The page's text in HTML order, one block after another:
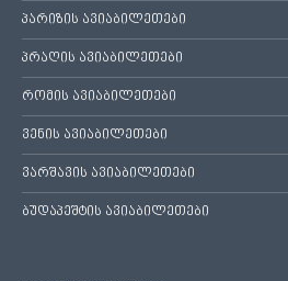
პარიზის ავიაბილეთები
პრაღის ავიაბილეთები
რომის ავიაბილეთები
ვენის ავიაბილეთები
ვარშავის ავიაბილეთები
ბუდაპეშტის ავიაბილეთები